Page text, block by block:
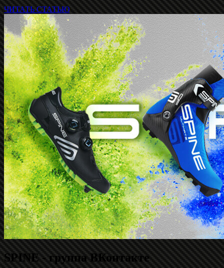
ЧИТАТЬ СТАТЬЮ
SPINE - группа ВКонтакте